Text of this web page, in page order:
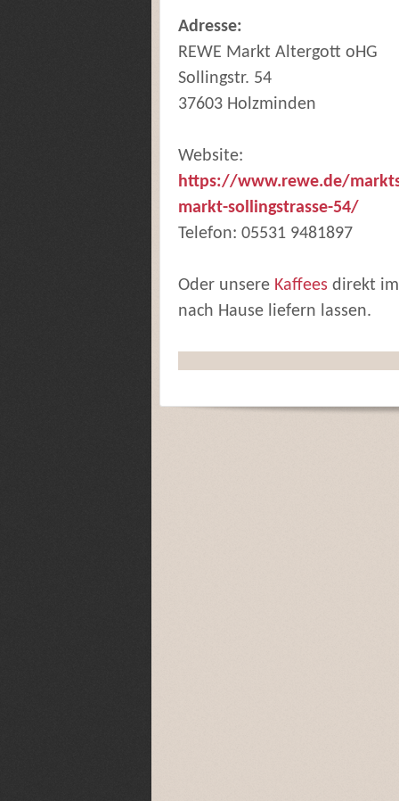
Adresse:
REWE Markt Altergott oHG
Sollingstr. 54
37603 Holzminden
Website:
https://www.rewe.de/
markt-sollingstrasse-54/
Telefon: 05531 9481897
Oder unsere Kaffees direkt
nach Hause liefern lassen.